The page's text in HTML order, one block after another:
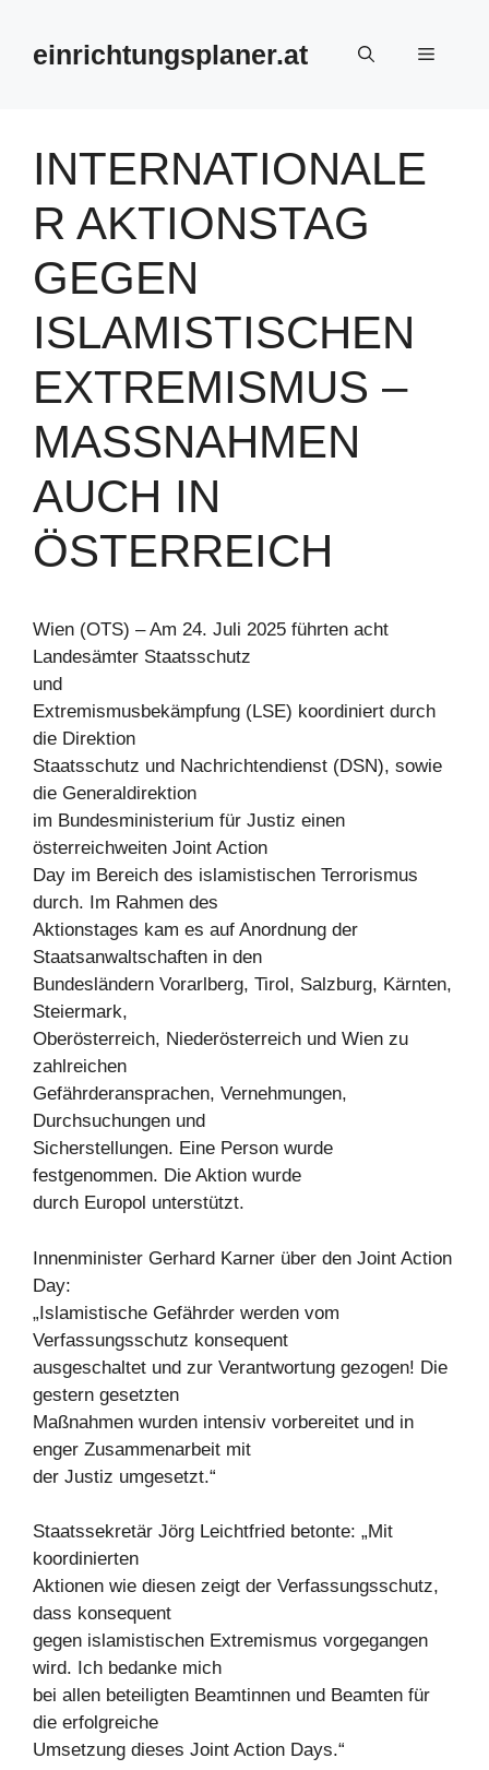
springeneinrichtungsplaner.at Menü
INTERNATIONALE
R AKTIONSTAG
GEGEN
ISLAMISTISCHEN
EXTREMISMUS –
MASSNAHMEN A
UCH IN Ö
STERREICH
Wien (OTS) – Am 24. Juli 2025 führten acht
Landesämter Staatsschutz
und
Extremismusbekämpfung (LSE) koordiniert durch
die Direktion
Staatsschutz und Nachrichtendienst (DSN), sowie
die Generaldirektion
im Bundesministerium für Justiz einen
österreichweiten Joint Action
Day im Bereich des islamistischen Terrorismus
durch. Im Rahmen des
Aktionstages kam es auf Anordnung der
Staatsanwaltschaften in den
Bundesländern Vorarlberg, Tirol, Salzburg, Kärnten,
Steiermark,
Oberösterreich, Niederösterreich und Wien zu
zahlreichen
Gefährderansprachen, Vernehmungen,
Durchsuchungen und
Sicherstellungen. Eine Person wurde
festgenommen. Die Aktion wurde
durch Europol unterstützt.
Innenminister Gerhard Karner über den Joint Action
Day:
„Islamistische Gefährder werden vom
Verfassungsschutz konsequent
ausgeschaltet und zur Verantwortung gezogen! Die
gestern gesetzten
Maßnahmen wurden intensiv vorbereitet und in
enger Zusammenarbeit mit
der Justiz umgesetzt.“
Staatssekretär Jörg Leichtfried betonte: „Mit
koordinierten
Aktionen wie diesen zeigt der Verfassungsschutz,
dass konsequent
gegen islamistischen Extremismus vorgegangen
wird. Ich bedanke mich
bei allen beteiligten Beamtinnen und Beamten für
die erfolgreiche
Umsetzung dieses Joint Action Days.“